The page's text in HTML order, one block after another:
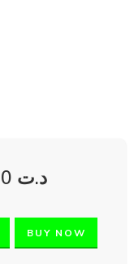
د.ت
BUY NOW